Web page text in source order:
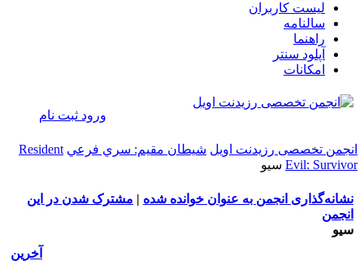
لیست کاربران
سالنامه
راهنما
آپلود سنتر
امکانات
ورود ثبت نام
انجمن تخصصی رزیدنت اویل شيطان مقيم: سري فرعي Resident
Evil: Survivor سيو
نشانه‌گذاری انجمن به عنوان خوانده شده | مشترک شدن در این
انجمن
سيو
آخرین